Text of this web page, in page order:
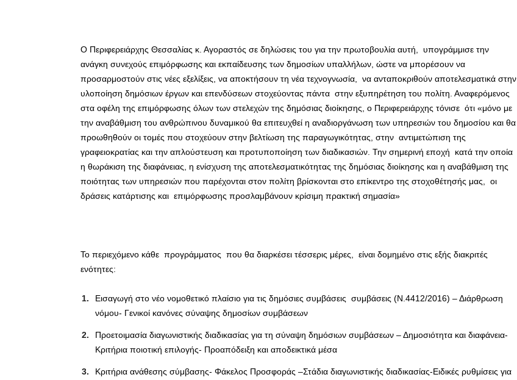
Ο Περιφερειάρχης Θεσσαλίας κ. Αγοραστός σε δηλώσεις του για την πρωτοβουλία αυτή, υπογράμμισε την
ανάγκη συνεχούς επιμόρφωσης και εκπαίδευσης των δημοσίων υπαλλήλων, ώστε να μπορέσουν να
προσαρμοστούν στις νέες εξελίξεις, να αποκτήσουν τη νέα τεχνογνωσία, να ανταποκριθούν αποτελεσματικά στην
υλοποίηση δημόσιων έργων και επενδύσεων στοχεύοντας πάντα στην εξυπηρέτηση του πολίτη. Αναφερόμενος
στα οφέλη της επιμόρφωσης όλων των στελεχών της δημόσιας διοίκησης, ο Περιφερειάρχης τόνισε ότι «μόνο με
την αναβάθμιση του ανθρώπινου δυναμικού θα επιτευχθεί η αναδιοργάνωση των υπηρεσιών του δημοσίου και θα
προωθηθούν οι τομές που στοχεύουν στην βελτίωση της παραγωγικότητας, στην αντιμετώπιση της
γραφειοκρατίας και την απλούστευση και προτυποποίηση των διαδικασιών. Την σημερινή εποχή κατά την οποία
η θωράκιση της διαφάνειας, η ενίσχυση της αποτελεσματικότητας της δημόσιας διοίκησης και η αναβάθμιση της
ποιότητας των υπηρεσιών που παρέχονται στον πολίτη βρίσκονται στο επίκεντρο της στοχοθέτησής μας, οι
δράσεις κατάρτισης και επιμόρφωσης προσλαμβάνουν κρίσιμη πρακτική σημασία»
Το περιεχόμενο κάθε προγράμματος που θα διαρκέσει τέσσερις μέρες, είναι δομημένο στις εξής διακριτές
ενότητες:
Εισαγωγή στο νέο νομοθετικό πλαίσιο για τις δημόσιες συμβάσεις συμβάσεις (Ν.4412/2016) – Διάρθρωση
νόμου- Γενικοί κανόνες σύναψης δημοσίων συμβάσεων
Προετοιμασία διαγωνιστικής διαδικασίας για τη σύναψη δημόσιων συμβάσεων – Δημοσιότητα και διαφάνεια-
Κριτήρια ποιοτική επιλογής- Προαπόδειξη και αποδεικτικά μέσα
Κριτήρια ανάθεσης σύμβασης- Φάκελος Προσφοράς –Στάδια διαγωνιστικής διαδικασίας-Ειδικές ρυθμίσεις για